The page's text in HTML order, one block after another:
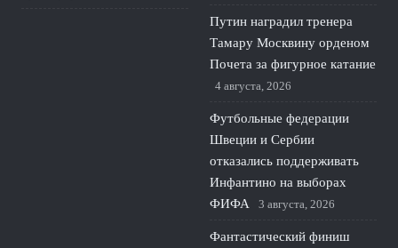
Путин наградил тренера
Тамару Москвину орденом
Почета за фигурное катание
4 августа, 2026
Футбольные федерации
Швеции и Сербии
отказались поддерживать
Инфантино на выборах
ФИФА
3 августа, 2026
Фантастический финиш